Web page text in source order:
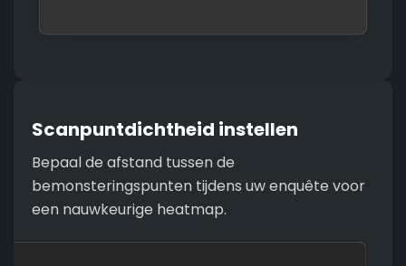
Scanpuntdichtheid instellen
Bepaal de afstand tussen de
bemonsteringspunten tijdens uw enquête voor
een nauwkeurige heatmap.